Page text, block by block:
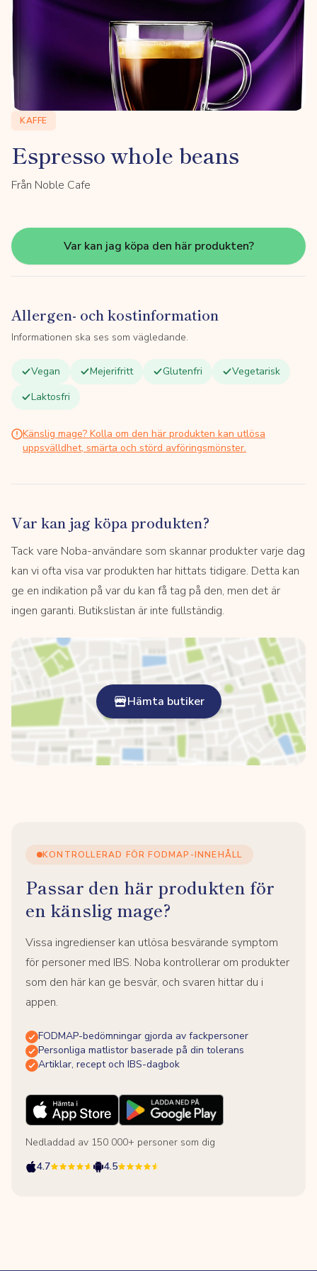
KAFFE
Espresso whole beans
Från Noble Cafe
Var kan jag köpa den här produkten?
Allergen- och kostinformation
Informationen ska ses som vägledande.
Vegan Mejerifritt Glutenfri
Vegetarisk
Laktosfri
Känslig mage? Kolla om den här produkten kan utlösa
uppsvälldhet, smärta och störd avföringsmönster.
Var kan jag köpa produkten?
Tack vare Noba-användare som skannar produkter varje dag
kan vi ofta visa var produkten har hittats tidigare. Detta kan
ge en indikation på var du kan få tag på den, men det är
ingen garanti. Butikslistan är inte fullständig.
Hämta butiker
KONTROLLERAD FÖR FODMAP-INNEHÅLL
Passar den här produkten för
en känslig mage?
Vissa ingredienser kan utlösa besvärande symptom
för personer med IBS. Noba kontrollerar om produkter
som den här kan ge besvär, och svaren hittar du i
appen.
FODMAP-bedömningar gjorda av fackpersoner
Personliga matlistor baserade på din tolerans
Artiklar, recept och IBS-dagbok
Nedladdad av 150 000+ personer som dig
4.7
4.5